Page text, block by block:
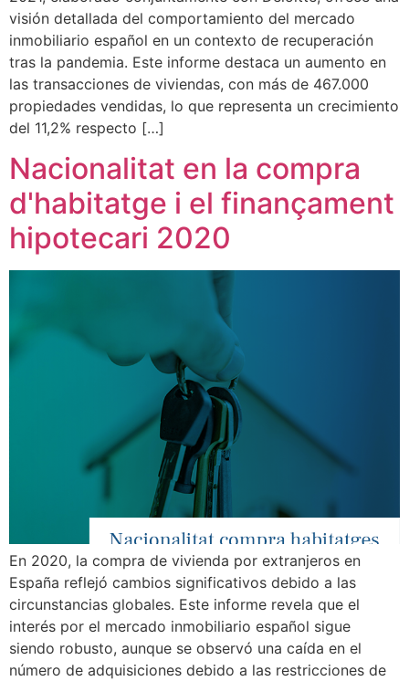
visión detallada del comportamiento del mercado
inmobiliario español en un contexto de recuperación
tras la pandemia. Este informe destaca un aumento en
las transacciones de viviendas, con más de 467.000
propiedades vendidas, lo que representa un crecimiento
del 11,2% respecto […]
Nacionalitat en la compra
d'habitatge i el finançament
hipotecari 2020
En 2020, la compra de vivienda por extranjeros en
España reflejó cambios significativos debido a las
circunstancias globales. Este informe revela que el
interés por el mercado inmobiliario español sigue
siendo robusto, aunque se observó una caída en el
número de adquisiciones debido a las restricciones de